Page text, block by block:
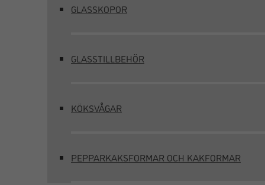
GLASSKOPOR
GLASSTILLBEHÖR
KÖKSVÅGAR
PEPPARKAKSFORMAR OCH KAKFORMAR